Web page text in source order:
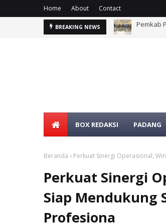
Home About Contact
BREAKING NEWS Duka
BOX REDAKSI PADANG
Beranda Perkuat Sinergi Operasional,
Perkuat Sinergi
Siap Mendukung
Profesiona